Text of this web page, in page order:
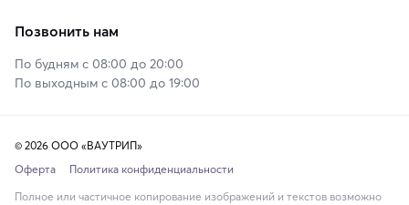
Позвонить нам
По будням с 08:00 до 20:00
По выходным с 08:00 до 19:00
© 2026 ООО «ВАУТРИП»
Оферта
Политика конфиденциальности
Полное или частичное копирование изображений и текстов возможно